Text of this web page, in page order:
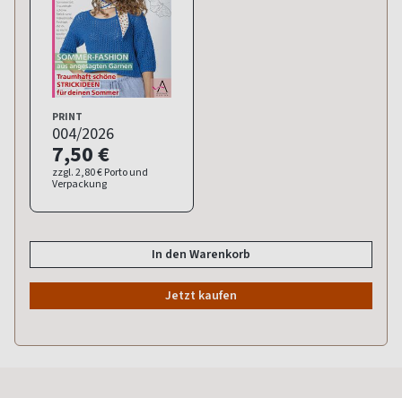
PRINT
004/2026
7,50 €
zzgl. 2,80 € Porto und
Verpackung
In den Warenkorb
Jetzt kaufen